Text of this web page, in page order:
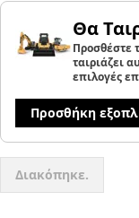
Θα
Προσθέστε
ταιριάζει
επιλογές
Προσθήκη
Διακόπηκε.